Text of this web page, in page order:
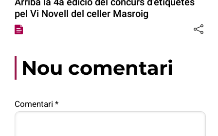
pel Vi Novell del celler Masroig
Nou comentari
Comentari *